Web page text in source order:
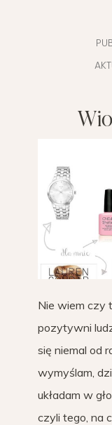
Nie wiem czy
pozytywni
się niemal od
wymyślam,
układam w
czyli tego, na